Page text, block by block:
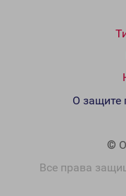
©
Все права
О защите